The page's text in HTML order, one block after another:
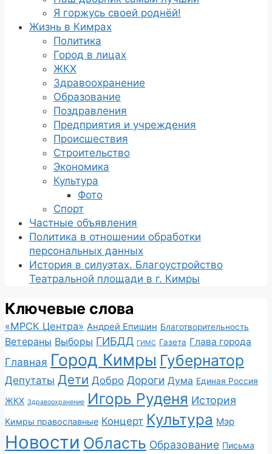
Я горжусь своей роднёй!
Жизнь в Кимрах
Политика
Город в лицах
ЖКХ
Здравоохранение
Образование
Поздравления
Предприятия и учреждения
Происшествия
Строительство
Экономика
Культура
Фото
Спорт
Частные объявления
Политика в отношении обработки
персональных данных
История в силуэтах. Благоустройство
Театральной площади в г. Кимры
Ключевые слова
«МРСК Центра» Андрей Епишин Благотворительность
Ветераны Выборы ГИБДД ГИМС Газета Глава города
Главная Город Кимры Губернатор
Депутаты Дети Добро Дороги Дума Единая Россия
ЖКХ Здравоохранение Игорь Руденя История
Кимры православные Концерт Культура Мэр
Новости Область Образование Письма